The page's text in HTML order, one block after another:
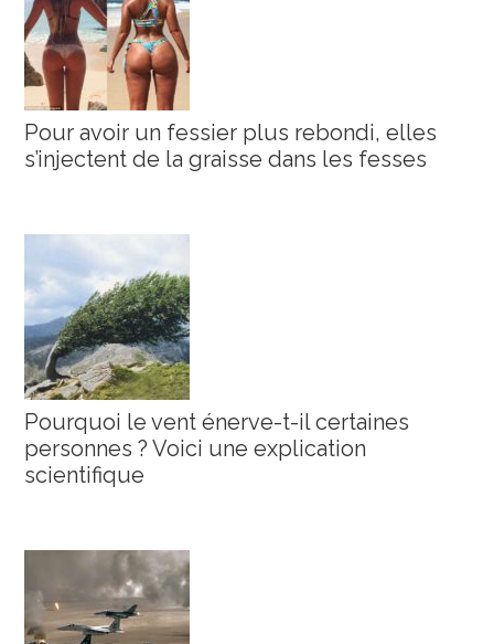
Pour avoir un fessier plus rebondi, elles
s’injectent de la graisse dans les fesses
Pourquoi le vent énerve-t-il certaines
personnes ? Voici une explication
scientifique